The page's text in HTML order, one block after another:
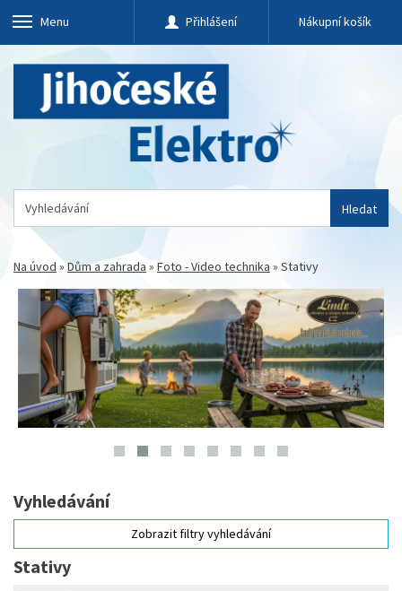
Menu Přihlášení Nákupní košík
Hledat
Na úvod »Dům a zahrada » Foto - Video technika » Stativy
Vyhledávání
Zobrazit filtry vyhledávání
Stativy